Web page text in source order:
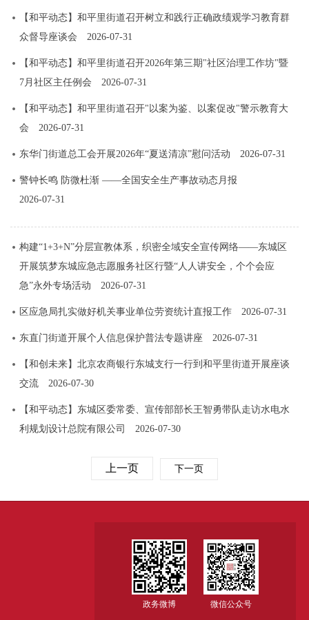
【和平动态】和平里街道召开树立和践行正确政绩观学习教育群
众督导座谈会
2026-07-31
【和平动态】和平里街道召开2026年第三期"社区治理工作坊"暨
7月社区主任例会
2026-07-31
【和平动态】和平里街道召开"以案为鉴、以案促改"警示教育大
会
2026-07-31
东华门街道总工会开展2026年“夏送清凉”慰问活动 2026-07-31
警钟长鸣 防微杜渐 ——全国安全生产事故动态月报
2026-07-31
构建“1+3+N”分层宣教体系，织密全域安全宣传网络——东城区
开展筑梦东城应急志愿服务社区行暨“人人讲安全，个个会应
急”永外专场活动
2026-07-31
区应急局扎实做好机关事业单位劳资统计直报工作 2026-07-31
东直门街道开展个人信息保护普法专题讲座 2026-07-31
【和创未来】北京农商银行东城支行一行到和平里街道开展座谈
交流
2026-07-30
【和平动态】东城区委常委、宣传部部长王智勇带队走访水电水
利规划设计总院有限公司
2026-07-30
上一页 下一页
政务微博 微信公众号